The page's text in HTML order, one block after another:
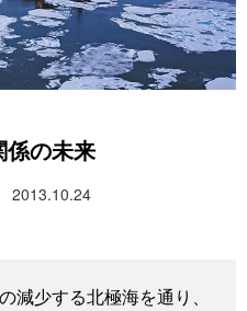
Français
Español
People
東京
係の未来
2013.10.24
減少する北極海を通り、